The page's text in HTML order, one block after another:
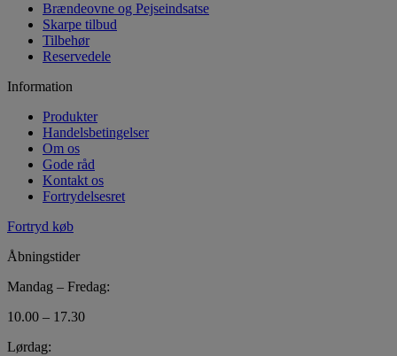
Brændeovne og Pejseindsatse
Skarpe tilbud
Tilbehør
Reservedele
Information
Produkter
Handelsbetingelser
Om os
Gode råd
Kontakt os
Fortrydelsesret
Fortryd køb
Åbningstider
Mandag – Fredag:
10.00 – 17.30
Lørdag: